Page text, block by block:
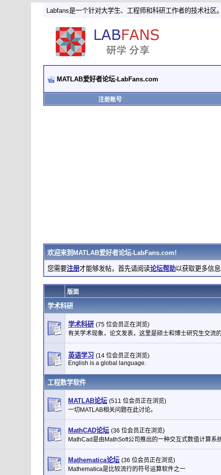
Labfans是一个针对大学生、工程师和科研工作者的技术社区
MATLAB爱好者论坛-LabFans.com
注册账号
欢迎来到 MATLAB爱好者论坛-LabFans.com!
您需要注册才能够发帖，首先请阅读论坛帮助以获取更多信
版面
学术科研
学术科研 (75 位会员正在浏览)
有关学术现象，论文发表，这里是硕士和博士研究生交流
英语学习 (14 位会员正在浏览)
English is a global language.
工程数学软件
MATLAB论坛 (511 位会员正在浏览)
一切MATLAB相关问题在此讨论。
MathCAD论坛 (36 位会员正在浏览)
MathCad是由MathSoft公司推出的一种交互式数值计算系
Mathematica论坛 (36 位会员正在浏览)
Mathematica是比较流行的符号运算软件之一